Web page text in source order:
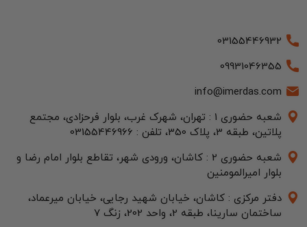
03155446932
09931046355
info@imerdas.com
شعبه حضوری 1 : تهران، شهرک غرب، بلوار فرحزادی، مجتمع
پلاتین، طبقه 3، پلاک 350، تلفن : 03155446966
شعبه حضوری 2 : کاشان، ورودی شهر، تقاطع بلوار امام رضا و
بلوار امیرالمومنین
دفتر مرکزی : کاشان، خیابان شهید رجایی، خیابان میرعماد،
ساختمان سارینا، طبقه 2، واحد 202، زنگ 7